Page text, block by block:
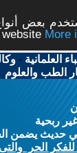
بعض
العلمانية -
الطب والعلوم
ربحية
يضمن
الحر والتى